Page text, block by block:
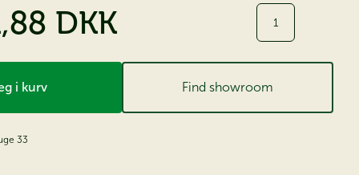
DKK Antal
i kurv Find showroom
33